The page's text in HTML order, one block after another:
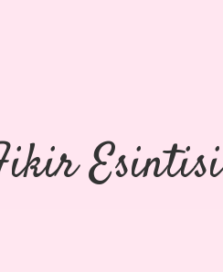
Esintisi